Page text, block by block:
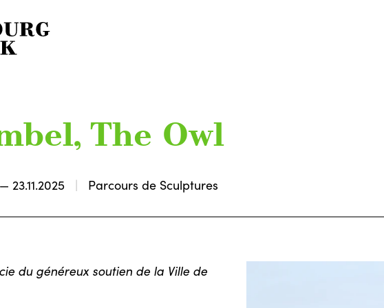
The Owl
23.11.2025 Parcours de Sculptures
du généreux soutien de la Ville de